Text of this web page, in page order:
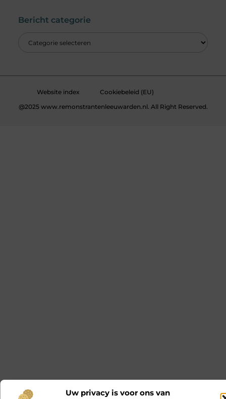
Uw privacy is voor ons van
Bericht categorie
Website index
Cookiebeleid (EU)
@2025 www.remonstrantenleeuwarden.nl. All Right Reserved.